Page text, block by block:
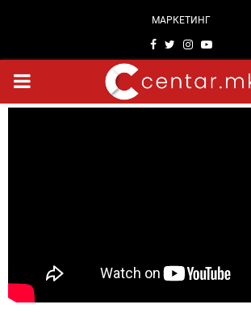
МАРКЕТИНГ
Facebook
TwitterInstagram
Youtube
PRIMARY